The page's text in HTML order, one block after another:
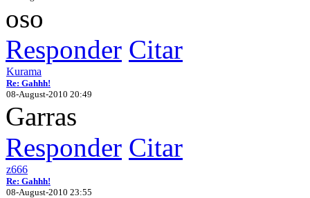
oso
Responder Citar
Kurama
Re: Gahhh!
08-August-2010 20:49
Garras
Responder Citar
z666
Re: Gahhh!
08-August-2010 23:55